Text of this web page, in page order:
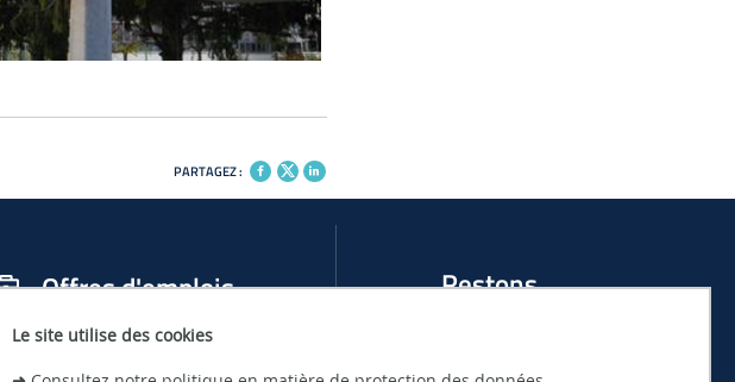
Le site utilise des cookies
PARTAGEZ :
Offres d'emplois
OFFRES D'EMPLOIS, DE THÈSES ET DE STAGES AU
Restons
ACTUALITÉS ET ÉVÉNEMENTS DU LHEEA